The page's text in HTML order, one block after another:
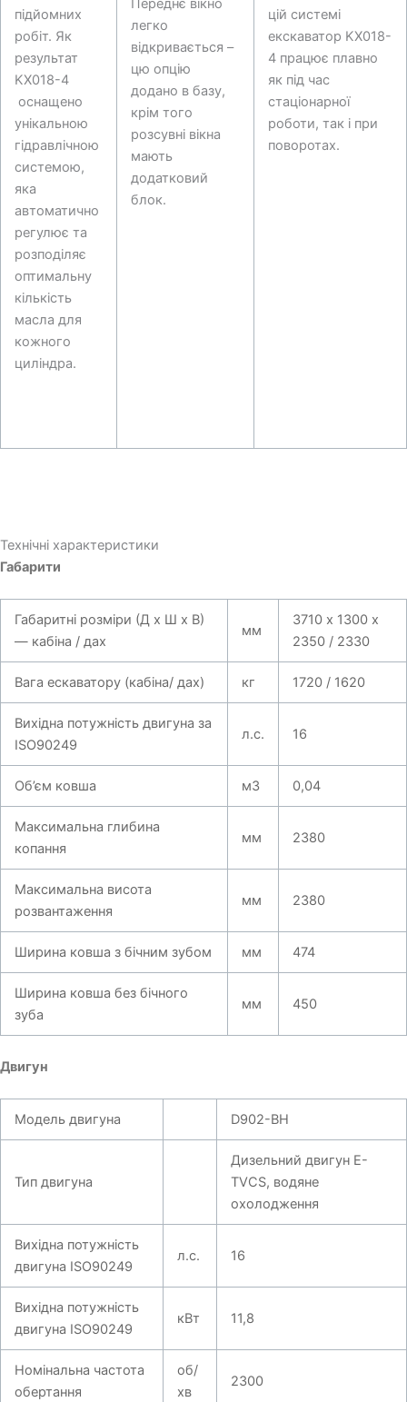
підйомних
робіт. Як
результат
KX018-4
оснащено
унікальною
гідравлічною
системою,
яка
автоматично
регулює та
розподіляє
оптимальну
кількість
масла для
кожного
циліндра.
Переднє вікно
легко
відкривається –
цю опцію
додано в базу,
крім того
розсувні вікна
мають
додатковий
блок.
цій системі
екскаватор KX018-
4 працює плавно
як під час
стаціонарної
роботи, так і при
поворотах.
Технічні характеристики
Габарити
Габаритні розміри (Д x Ш x В)
— кабіна / дах
мм
3710 х 1300 х
2350 / 2330
Вага ескаватору (кабіна/ дах) кг 1720 / 1620
Вихідна потужність двигуна за
ISO90249
л.с. 16
Об’єм ковша м3 0,04
Максимальна глибина
копання
мм 2380
Максимальна висота
розвантаження
мм 2380
Ширина ковша з бічним зубом мм 474
Ширина ковша без бічного
зуба
мм 450
Двигун
Модель двигуна D902-BH
Тип двигуна
Дизельний двигун E-
TVCS, водяне
охолодження
Вихідна потужність
двигуна ISO90249
л.с. 16
Вихідна потужність
двигуна ISO90249
кВт 11,8
Номінальна частота
обертання
об/
хв
2300